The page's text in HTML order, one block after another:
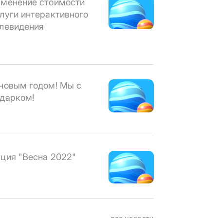
интерактивного
годом! Мы с
"Весна 2022"